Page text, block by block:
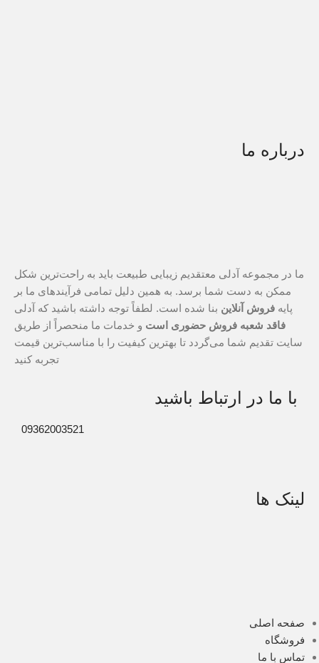
درباره ما
ما در مجموعه آدلی معتقدیم زیبایی طبیعت باید به راحت‌ترین شکل
ممکن به دست شما برسد. به همین دلیل تمامی فرآیندهای ما بر
پایه فروش آنلاین بنا شده است. لطفاً توجه داشته باشید که آدلی
فاقد شعبه فروش حضوری است و خدمات ما منحصراً از طریق
سایت تقدیم شما می‌گردد تا بهترین کیفیت را با مناسب‌ترین قیمت
تجربه کنید
با ما در ارتباط باشید
09362003521
لینک ها
صفحه اصلی
فروشگاه
تماس با ما